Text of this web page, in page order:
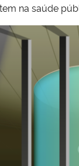
na saúde